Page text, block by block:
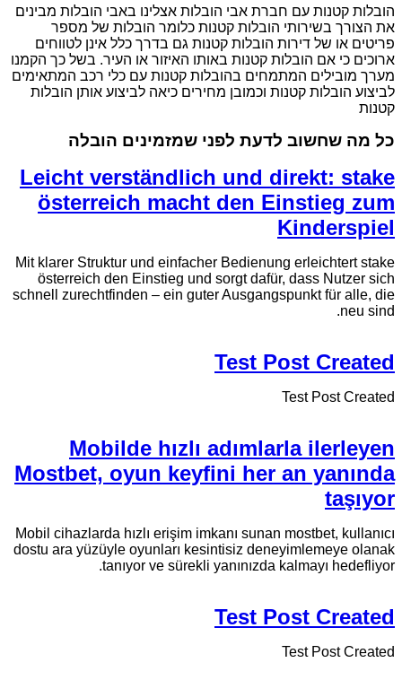
הובלות קטנות עם חברת אבי הובלות אצלינו באבי הובלות מבינים
את הצורך בשירותי הובלות קטנות כלומר הובלות של מספר
פריטים או של דירות הובלות קטנות גם בדרך כלל אינן לטווחים
ארוכים כי אם הובלות קטנות באותו האיזור או העיר. בשל כך הקמנו
מערך מובילים המתמחים בהובלות קטנות עם כלי רכב המתאימים
לביצוע הובלות קטנות וכמובן מחירים כיאה לביצוע אותן הובלות
קטנות
כל מה שחשוב לדעת לפני שמזמינים הובלה
Leicht verständlich und direkt: stake
österreich macht den Einstieg zum
Kinderspiel
Mit klarer Struktur und einfacher Bedienung erleichtert stake
österreich den Einstieg und sorgt dafür, dass Nutzer sich
schnell zurechtfinden – ein guter Ausgangspunkt für alle, die
neu sind.
Test Post Created
Test Post Created
Mobilde hızlı adımlarla ilerleyen
Mostbet, oyun keyfini her an yanında
taşıyor
Mobil cihazlarda hızlı erişim imkanı sunan mostbet, kullanıcı
dostu ara yüzüyle oyunları kesintisiz deneyimlemeye olanak
tanıyor ve sürekli yanınızda kalmayı hedefliyor.
Test Post Created
Test Post Created